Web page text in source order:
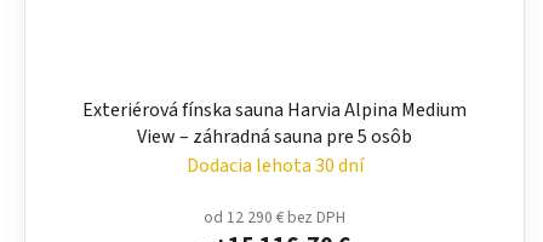
Exteriérová fínska sauna Harvia Alpina Medium
View – záhradná sauna pre 5 osôb
Dodacia lehota 30 dní
od 12 290 € bez DPH